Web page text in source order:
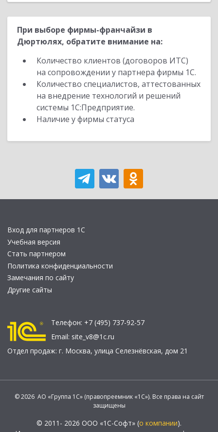
При выборе фирмы-франчайзи в
Дюртюлях, обратите внимание на:
Количество клиентов (договоров ИТС)
на сопровождении у партнера фирмы 1С.
Количество специалистов, аттестованных
на внедрение технологий и решений
системы 1С:Предприятие.
Наличие у фирмы статуса
Вход для партнеров 1С
Учебная версия
Стать партнером
Политика конфиденциальности
Замечания по сайту
Другие сайты
Телефон: +7 (495) 737-92-57
Email: site_v8@1c.ru
Отдел продаж: г. Москва, улица Селезнёвская, дом 21
© 2026 АО «Группа 1С» (правопреемник «1С»). Все права на сайт
защищены
© 2011- 2026 ООО «1С-Софт» (о компании).